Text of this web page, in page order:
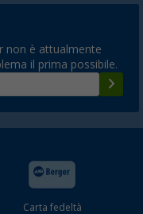
non è attualmente
il prima possibile.
Carta fedeltà